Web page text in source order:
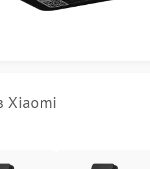
Xiaomi